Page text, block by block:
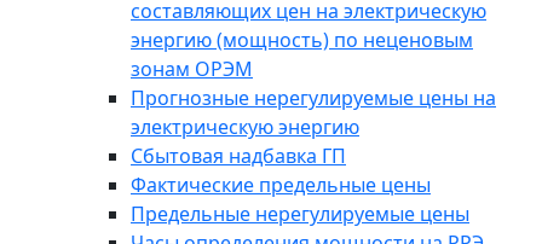
составляющих цен на электрическую
энергию (мощность) по неценовым
зонам ОРЭМ
Прогнозные нерегулируемые цены на
электрическую энергию
Сбытовая надбавка ГП
Фактические предельные цены
Предельные нерегулируемые цены